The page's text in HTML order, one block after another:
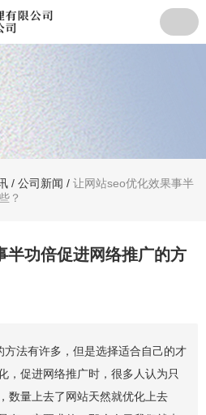
/ 公司新闻 / 让网站seo优化效果事半
？
半功倍促进网络推广的方
法有许多，但是选择适合自己的才
，促进网络推广时，很多人认为只
数量上去了网站天然就优化上去